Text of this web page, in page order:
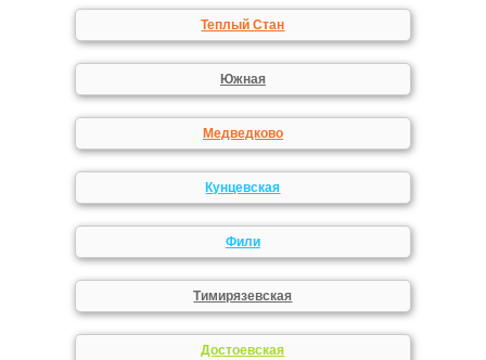
Теплый Стан
Южная
Медведково
Кунцевская
Фили
Тимирязевская
Достоевская